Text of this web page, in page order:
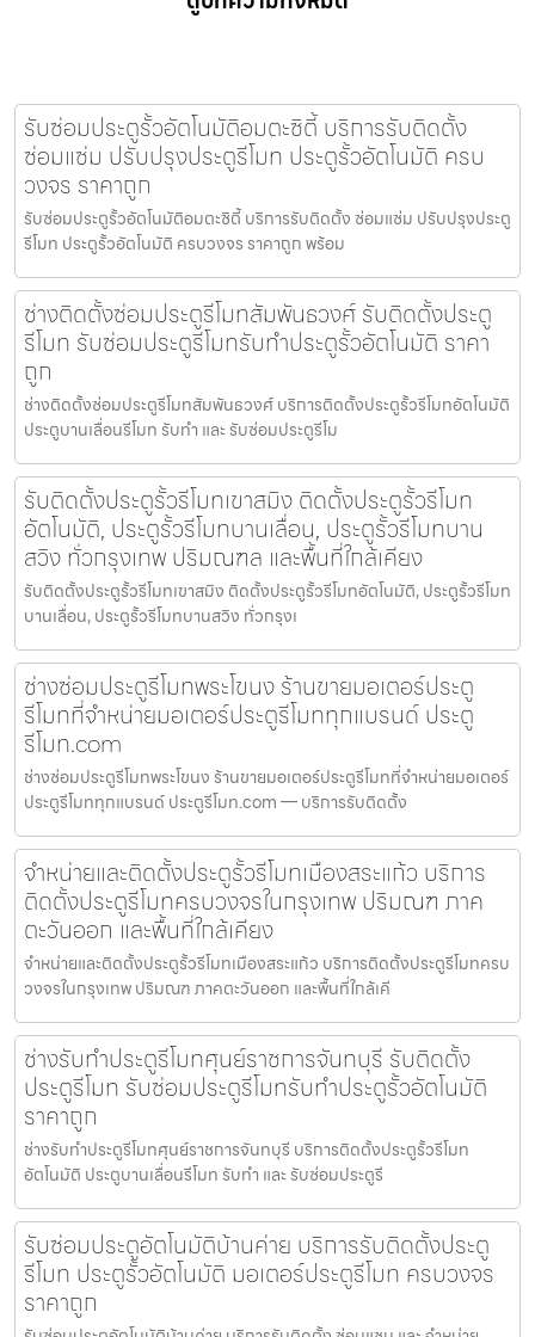
รับซ่อมประตูรั้วอัตโนมัติอมตะซิตี้ บริการรับติดตั้ง
ซ่อมแซ่ม ปรับปรุงประตูรีโมท ประตูรั้วอัตโนมัติ ครบ
วงจร ราคาถูก
รับซ่อมประตูรั้วอัตโนมัติอมตะซิตี้ บริการรับติดตั้ง ซ่อมแซ่ม ปรับปรุงประตู
รีโมท ประตูรั้วอัตโนมัติ ครบวงจร ราคาถูก พร้อม
ช่างติดตั้งซ่อมประตูรีโมทสัมพันธวงศ์ รับติดตั้งประตู
รีโมท รับซ่อมประตูรีโมทรับทำประตูรั้วอัตโนมัติ ราคา
ถูก
ช่างติดตั้งซ่อมประตูรีโมทสัมพันธวงศ์ บริการติดตั้งประตูรั้วรีโมทอัตโนมัติ
ประตูบานเลื่อนรีโมท รับทำ และ รับซ่อมประตูรีโม
รับติดตั้งประตูรั้วรีโมทเขาสมิง ติดตั้งประตูรั้วรีโมท
อัตโนมัติ, ประตูรั้วรีโมทบานเลื่อน, ประตูรั้วรีโมทบาน
สวิง ทั่วกรุงเทพ ปริมณฑล และพื้นที่ใกล้เคียง
รับติดตั้งประตูรั้วรีโมทเขาสมิง ติดตั้งประตูรั้วรีโมทอัตโนมัติ, ประตูรั้วรีโมท
บานเลื่อน, ประตูรั้วรีโมทบานสวิง ทั่วกรุงเ
ช่างซ่อมประตูรีโมทพระโขนง ร้านขายมอเตอร์ประตู
รีโมทที่จำหน่ายมอเตอร์ประตูรีโมททุกแบรนด์ ประตู
รีโมท.com
ช่างซ่อมประตูรีโมทพระโขนง ร้านขายมอเตอร์ประตูรีโมทที่จำหน่ายมอเตอร์
ประตูรีโมททุกแบรนด์ ประตูรีโมท.com — บริการรับติดตั้ง
จำหน่ายและติดตั้งประตูรั้วรีโมทเมืองสระแก้ว บริการ
ติดตั้งประตูรีโมทครบวงจรในกรุงเทพ ปริมณฑ ภาค
ตะวันออก และพื้นที่ใกล้เคียง
จำหน่ายและติดตั้งประตูรั้วรีโมทเมืองสระแก้ว บริการติดตั้งประตูรีโมทครบ
วงจรในกรุงเทพ ปริมณฑ ภาคตะวันออก และพื้นที่ใกล้เคี
ช่างรับทำประตูรีโมทศุนย์ราชการจันทบุรี รับติดตั้ง
ประตูรีโมท รับซ่อมประตูรีโมทรับทำประตูรั้วอัตโนมัติ
ราคาถูก
ช่างรับทำประตูรีโมทศุนย์ราชการจันทบุรี บริการติดตั้งประตูรั้วรีโมท
อัตโนมัติ ประตูบานเลื่อนรีโมท รับทำ และ รับซ่อมประตูรี
รับซ่อมประตูอัตโนมัติบ้านค่าย บริการรับติดตั้งประตู
รีโมท ประตูรั้วอัตโนมัติ มอเตอร์ประตูรีโมท ครบวงจร
ราคาถูก